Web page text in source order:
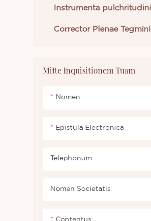
Instrumenta
Corrector Plenae
Mitte Inquisitionem Tuam
Nomen
Epistula Electronica
Telephonum
Nomen Societatis
Contentus